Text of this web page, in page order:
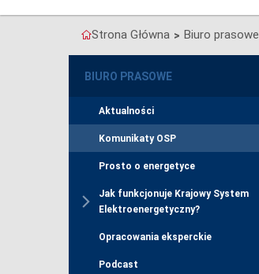
Strona Główna > Biuro prasowe
BIURO PRASOWE
Aktualności
Komunikaty OSP
Prosto o energetyce
Jak funkcjonuje Krajowy System
Elektroenergetyczny?
Opracowania eksperckie
Podcast